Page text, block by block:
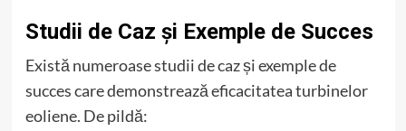
Studii de Caz și Exemple de Succes
Există numeroase studii de caz și exemple de
succes care demonstrează eficacitatea turbinelor
eoliene. De pildă: